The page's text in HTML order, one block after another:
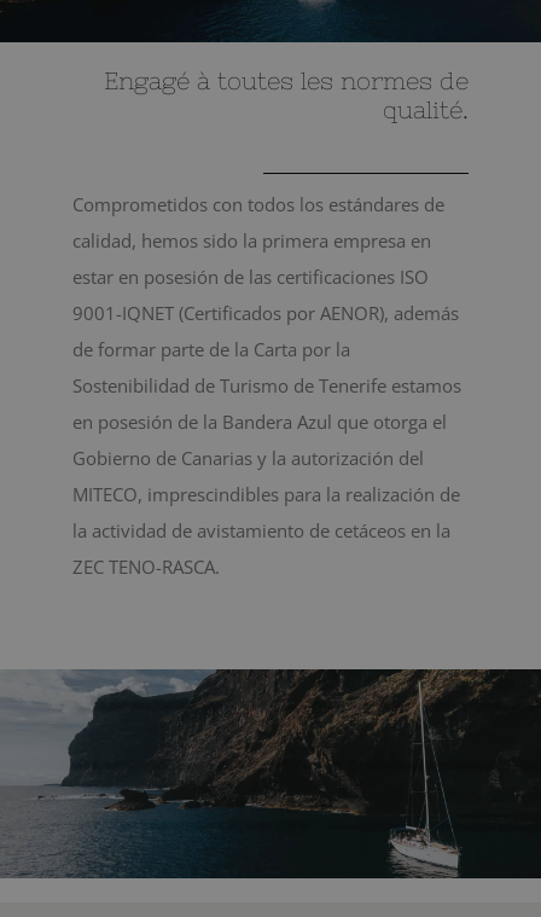
BLOG
Engagé à toutes les normes de
qualité.
Comprometidos con todos los estándares de
calidad, hemos sido la primera empresa en
estar en posesión de las certificaciones ISO
9001-IQNET (Certificados por AENOR), además
de formar parte de la Carta por la
Sostenibilidad de Turismo de Tenerife estamos
en posesión de la Bandera Azul que otorga el
Gobierno de Canarias y la autorización del
MITECO, imprescindibles para la realización de
la actividad de avistamiento de cetáceos en la
ZEC TENO-RASCA.